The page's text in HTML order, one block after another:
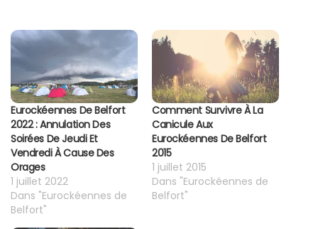
Eurockéennes De Belfort
2022 : Annulation Des
Soirées De Jeudi Et
Vendredi À Cause Des
Orages
1 juillet 2022
Dans "Eurockéennes de
Belfort"
Comment Survivre À La
Canicule Aux
Eurockéennes De Belfort
2015
1 juillet 2015
Dans "Eurockéennes de
Belfort"